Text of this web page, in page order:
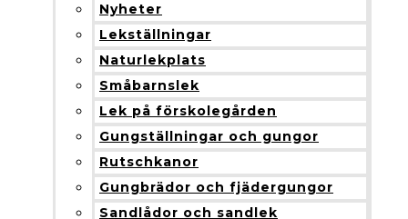
Nyheter
Lekställningar
Naturlekplats
Småbarnslek
Lek på förskolegården
Gungställningar och gungor
Rutschkanor
Gungbrädor och fjädergungor
Sandlådor och sandlek